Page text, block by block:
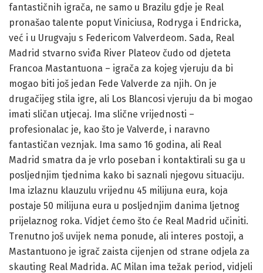
fantastičnih igrača, ne samo u Brazilu gdje je Real
pronašao talente poput Viniciusa, Rodryga i Endricka,
već i u Urugvaju s Federicom Valverdeom. Sada, Real
Madrid stvarno sviđa River Plateov čudo od djeteta
Francoa Mastantuona – igrača za kojeg vjeruju da bi
mogao biti još jedan Fede Valverde za njih. On je
drugačijeg stila igre, ali Los Blancosi vjeruju da bi mogao
imati sličan utjecaj. Ima slične vrijednosti –
profesionalac je, kao što je Valverde, i naravno
fantastičan veznjak. Ima samo 16 godina, ali Real
Madrid smatra da je vrlo poseban i kontaktirali su ga u
posljednjim tjednima kako bi saznali njegovu situaciju.
Ima izlaznu klauzulu vrijednu 45 milijuna eura, koja
postaje 50 milijuna eura u posljednjim danima ljetnog
prijelaznog roka. Vidjet ćemo što će Real Madrid učiniti.
Trenutno još uvijek nema ponude, ali interes postoji, a
Mastantuono je igrač zaista cijenjen od strane odjela za
skauting Real Madrida. AC Milan ima težak period, vidjeli